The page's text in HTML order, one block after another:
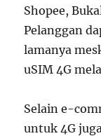
Shopee,
Pelanggan
lamanya
uSIM 4G
Selain e-
untuk 4G